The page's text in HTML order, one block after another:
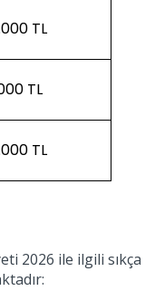
TL
TL
TL
2026 ile ilgili sıkça